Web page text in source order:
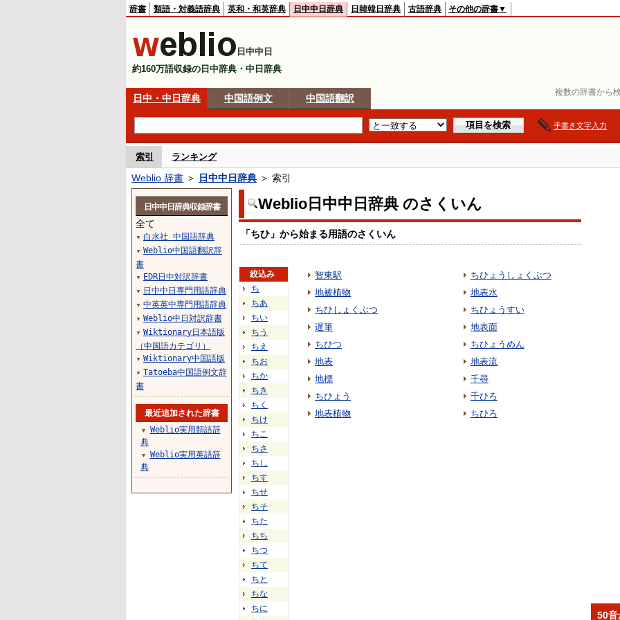
複数の辞書から
辞書 類語・対義語辞典 英和・和英辞典 日中中日辞典 日韓韓日辞典 古語辞典 その他の辞書▼
日中中日
約160万語収録の日中辞典・中日辞典
日中・中日辞典 中国語例文 中国語翻訳
手書き文字入力
索引 ランキング
Weblio 辞書 ＞ 日中中日辞典 ＞ 索引
Weblio日中中日辞典 のさくいん
「ちひ」から始まる用語のさくいん
絞込み
ち
ちあ
ちい
ちう
ちえ
ちお
ちか
ちき
ちく
ちけ
ちこ
ちさ
ちし
ちす
ちせ
ちそ
ちた
ちち
ちつ
ちて
ちと
ちな
ちに
智東駅
地被植物
ちひしょくぶつ
遅筆
ちひつ
地表
地標
ちひょう
地表植物
ちひょうしょくぶつ
地表水
ちひょうすい
地表面
ちひょうめん
地表流
千尋
千ひろ
ちひろ
日中中日辞典収録辞書
全て
▼ 白水社 中国語辞典
▼ Weblio中国語翻訳辞
書
▼ EDR日中対訳辞書
▼ 日中中日専門用語辞典
▼ 中英英中専門用語辞典
▼ Weblio中日対訳辞書
▼ Wiktionary日本語版
（中国語カテゴリ）
▼ Wiktionary中国語版
▼ Tatoeba中国語例文辞
書
最近追加された辞書
▼
Weblio実用類語辞
典
▼
Weblio実用英語辞
典
50音